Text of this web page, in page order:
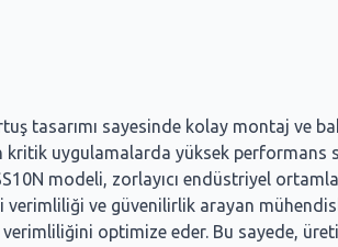
tasarımı sayesinde kolay montaj ve
kritik uygulamalarda yüksek performans
modeli, zorlayıcı endüstriyel
verimliliği ve güvenilirlik arayan
optimize eder. Bu sayede,